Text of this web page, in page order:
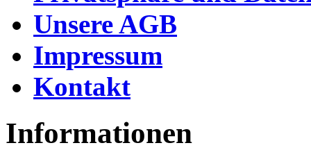
Unsere AGB
Impressum
Kontakt
Informationen